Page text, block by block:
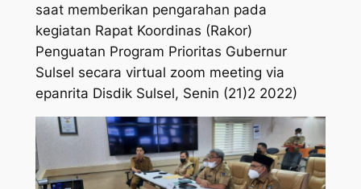
saat memberikan pengarahan pada
kegiatan Rapat Koordinas (Rakor)
Penguatan Program Prioritas Gubernur
Sulsel secara virtual zoom meeting via
epanrita Disdik Sulsel, Senin (21)2 2022)